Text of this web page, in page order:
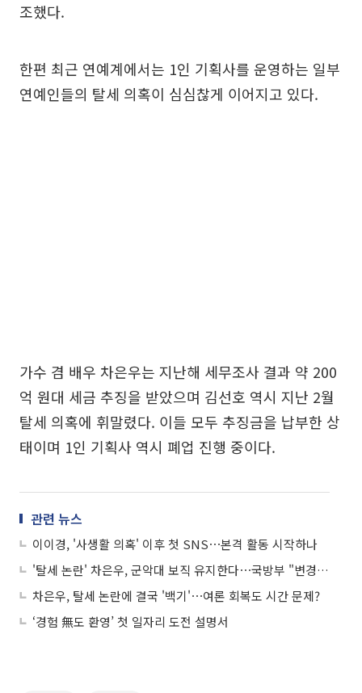
조했다.
한편 최근 연예계에서는 1인 기획사를 운영하는 일부
연예인들의 탈세 의혹이 심심찮게 이어지고 있다.
가수 겸 배우 차은우는 지난해 세무조사 결과 약 200
억 원대 세금 추징을 받았으며 김선호 역시 지난 2월
탈세 의혹에 휘말렸다. 이들 모두 추징금을 납부한 상
태이며 1인 기획사 역시 폐업 진행 중이다.
관련 뉴스
이이경, '사생활 의혹' 이후 첫 SNS⋯본격 활동 시작하나
'탈세 논란' 차은우, 군악대 보직 유지한다⋯국방부 "변경 사유 해당 안돼"
차은우, 탈세 논란에 결국 '백기'⋯여론 회복도 시간 문제?
‘경험 無도 환영’ 첫 일자리 도전 설명서